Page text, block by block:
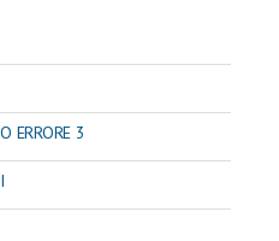
ERRORE 3